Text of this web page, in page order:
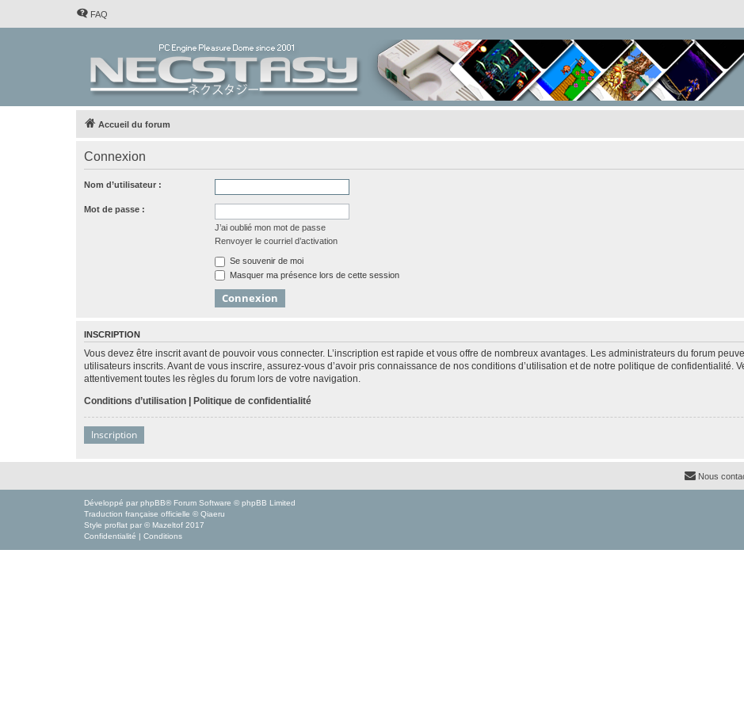
FAQ
Accueil du forum
Connexion
Nom d’utilisateur :
Mot de passe :
J’ai oublié mon mot de passe
Renvoyer le courriel d’activation
Se souvenir de moi
Masquer ma présence lors de cette session
INSCRIPTION
Vous devez être inscrit avant de pouvoir vous connecter. L’inscription est rapide et vous offre de nombreux avantages. Les administrateurs du forum
utilisateurs inscrits. Avant de vous inscrire, assurez-vous d’avoir pris connaissance de nos conditions d’utilisation et de notre politique de confidentialité.
attentivement toutes les règles du forum lors de votre navigation.
Conditions d’utilisation | Politique de confidentialité
Inscription
Nous
Développé par phpBB® Forum Software © phpBB Limited
Traduction française officielle © Qiaeru
Style proflat par © Mazeltof 2017
Confidentialité | Conditions